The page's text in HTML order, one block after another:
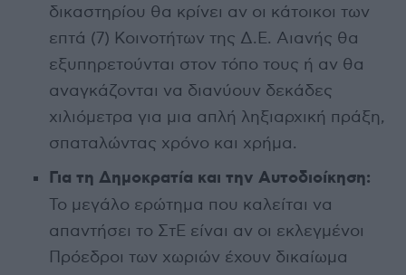
δικαστηρίου θα κρίνει αν οι κάτοικοι των
επτά (7) Κοινοτήτων της Δ.Ε. Αιανής θα
εξυπηρετούνται στον τόπο τους ή αν θα
αναγκάζονται να διανύουν δεκάδες
χιλιόμετρα για μια απλή ληξιαρχική πράξη,
σπαταλώντας χρόνο και χρήμα.
Για τη Δημοκρατία και την Αυτοδιοίκηση:
Το μεγάλο ερώτημα που καλείται να
απαντήσει το ΣτΕ είναι αν οι εκλεγμένοι
Πρόεδροι των χωριών έχουν δικαίωμα